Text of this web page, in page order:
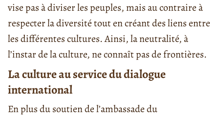
vise pas à diviser les peuples, mais au contraire à
respecter la diversité tout en créant des liens entre
les différentes cultures. Ainsi, la neutralité, à
l’instar de la culture, ne connaît pas de frontières.
La culture au service du dialogue
international
En plus du soutien de l’ambassade du